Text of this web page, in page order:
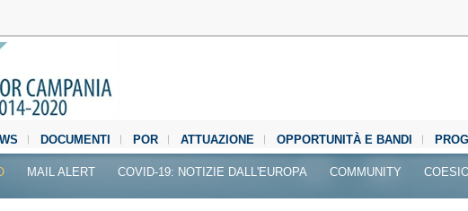
DOCUMENTI POR ATTUAZIONE OPPORTUNITÀ E BANDI
MAIL ALERT COVID-19: NOTIZIE DALL'EUROPA COMMUNITY